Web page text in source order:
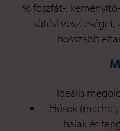
% foszfát-,
sütési
hosszabb
Ideális
Húsok (marha-
halak és